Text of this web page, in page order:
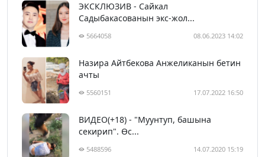
ЭКСКЛЮЗИВ - Сайкал
Садыбакасованын экс-жол...
5664058 08.06.2023 14:02
Назира Айтбекова Анжеликанын бетин
ачты
5560151 17.07.2022 16:50
ВИДЕО(+18) - "Муунтуп, башына
секирип". Өс...
5488596 14.07.2020 15:19